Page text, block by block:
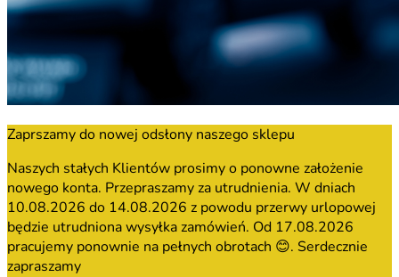
Zaprszamy do nowej odsłony naszego sklepu
Naszych stałych Klientów prosimy o ponowne założenie
nowego konta. Przepraszamy za utrudnienia. W dniach
10.08.2026 do 14.08.2026 z powodu przerwy urlopowej
będzie utrudniona wysyłka zamówień. Od 17.08.2026
pracujemy ponownie na pełnych obrotach 😊. Serdecznie
zapraszamy